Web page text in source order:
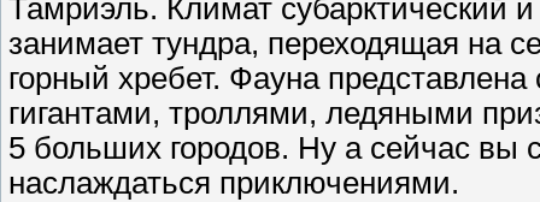
Тамриэль. Климат субарктический
занимает тундра, переходящая на
горный хребет. Фауна
гигантами, троллями, ледяными
5 больших городов. Ну а сейчас вы
наслаждаться приключениями.